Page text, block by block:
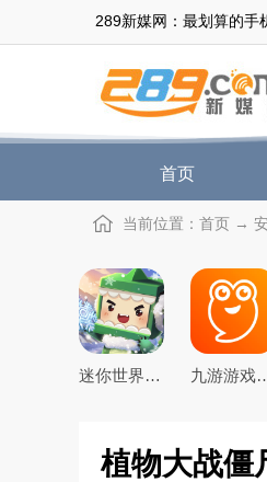
289新媒网：最划算的手
首页
当前位置： 首页 →
迷你世界2026最新官方版 九游游戏盒子
植物大战僵